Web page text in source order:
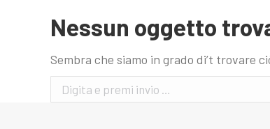
Nessun oggetto
Sembra che siamo in grado di’t trovare
Search: